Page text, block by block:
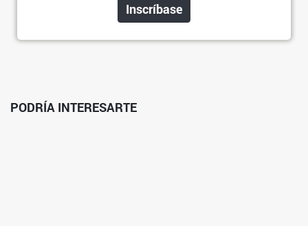
Inscríbase
PODRÍA INTERESARTE